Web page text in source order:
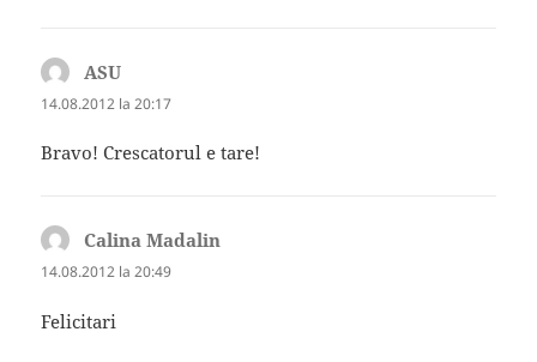
ASU
14.08.2012 la 20:17
Bravo! Crescatorul e tare!
Calina Madalin
14.08.2012 la 20:49
Felicitari